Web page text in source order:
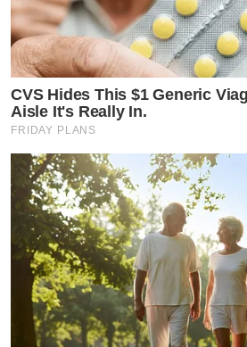
CVS Hides This $1 Generic
Aisle It's Really In.
FRIDAY PLANS